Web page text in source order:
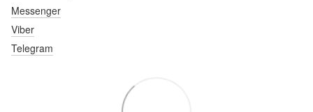
Messenger
Viber
Telegram